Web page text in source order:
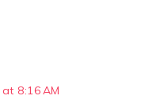
8:16 AM